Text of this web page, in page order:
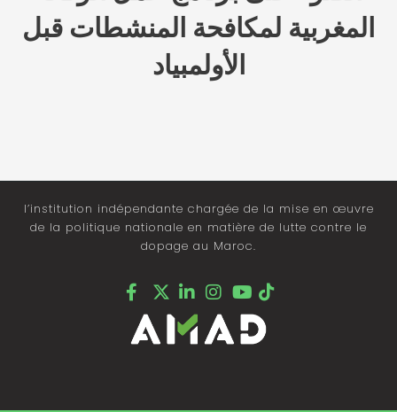
المغربية لمكافحة المنشطات قبل
الأولمبياد
l’institution indépendante chargée de la mise en œuvre
de la politique nationale en matière de lutte contre le
dopage au Maroc.